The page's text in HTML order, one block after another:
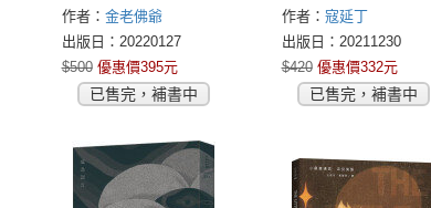
酒菜‧韓劇韓綜必吃
美味，45道私房料理
指南
作者： 金老佛爺
出版日：20220127
$500 優惠價395元
已售完，補書中
作者： 寇延丁
出版日：20211230
$420 優惠價332元
已售完，補書中